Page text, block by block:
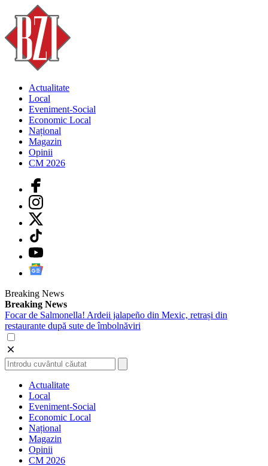
Actualitate
Local
Eveniment-Social
Economic Local
Național
Magazin
Opinii
CM 2026
Breaking News
Breaking News
Focar de Salmonella! Ardeii jalapeño din Mexic, retrași din
restaurante după sute de îmbolnăviri
Actualitate
Local
Eveniment-Social
Economic Local
Național
Magazin
Opinii
CM 2026